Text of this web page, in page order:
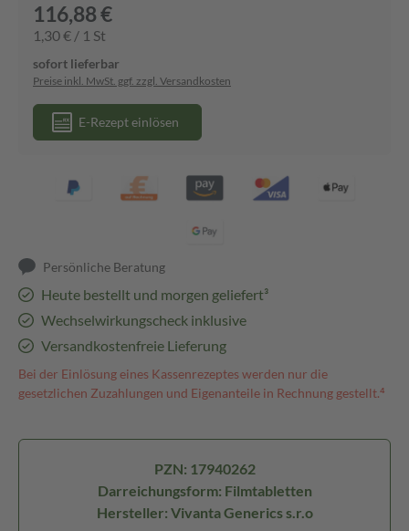
116,88 €
1,30 € / 1 St
sofort lieferbar
Preise inkl. MwSt. ggf. zzgl. Versandkosten
E-Rezept einlösen
Persönliche Beratung
Heute bestellt und morgen geliefert³
Wechselwirkungscheck inklusive
Versandkostenfreie Lieferung
Bei der Einlösung eines Kassenrezeptes werden nur die
gesetzlichen Zuzahlungen und Eigenanteile in Rechnung gestellt.⁴
PZN: 17940262
Darreichungsform: Filmtabletten
Hersteller: Vivanta Generics s.r.o